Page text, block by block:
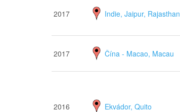
2017 Indie, Jaipur, Rajasthan
2017 Čína - Macao, Macau
2016 Ekvádor, Quito